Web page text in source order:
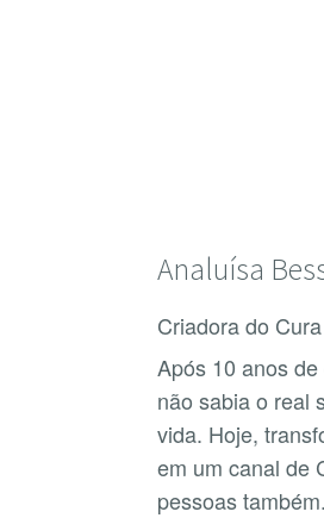
Analuísa
Criadora do
Após 10 anos
não sabia o real
vida. Hoje,
em um canal de
pessoas também.